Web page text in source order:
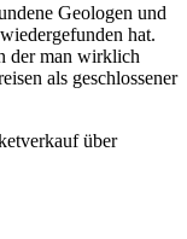
Geologen und
hat.
der man wirklich
als geschlossener
über